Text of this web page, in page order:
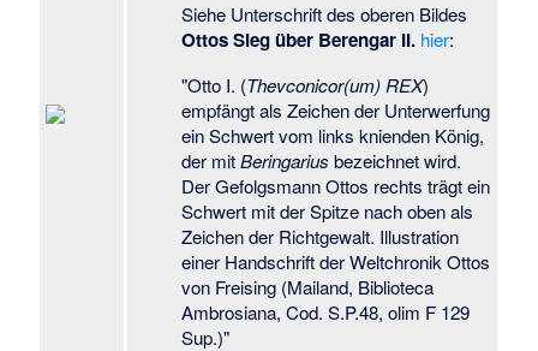
Rennstrecke ·Köhe
westlich Winterfeld
Königsbach (Ecker)
·Königsgraben
(Havel)·Köppelberg
·Küchenholzgraben
bei Zahna·Laatzke
·
Landesfeuerwehrmu
seum Sachsen-
Anhalt·Landgraben-
Dumme-Niederung
nördlich Salzwedel·
Landschulheim
Siehe Unterschrift des oberen Bildes
Ottos Sieg über Berengar II. hier:
"Otto I. (Thevconicor(um) REX)
empfängt als Zeichen der Unterwerfung
ein Schwert vom links knienden König,
der mitBeringarius bezeichnet wird.
Der Gefolgsmann Ottos rechts trägt ein
Schwert mit der Spitze nach oben als
Zeichen der Richtgewalt. Illustration
einer Handschrift der Weltchronik Ottos
von Freising (Mailand, Biblioteca
Ambrosiana, Cod. S.P.48, olim F 129
Sup.)"